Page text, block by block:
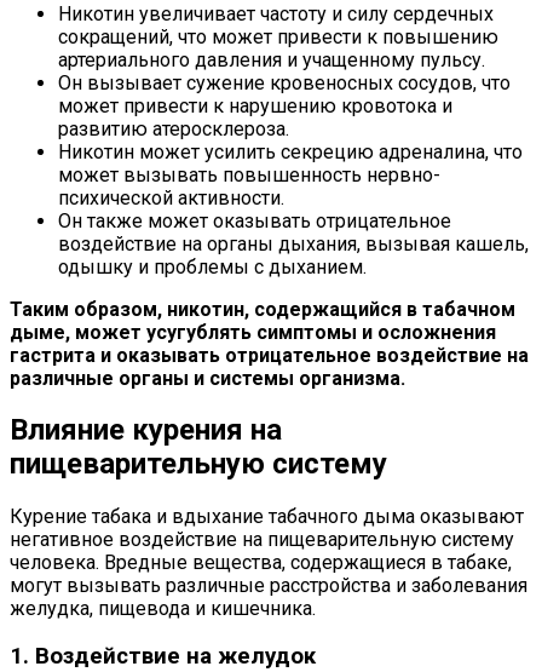
Никотин увеличивает частоту и силу сердечных
сокращений, что может привести к повышению
артериального давления и учащенному пульсу.
Он вызывает сужение кровеносных сосудов, что
может привести к нарушению кровотока и
развитию атеросклероза.
Никотин может усилить секрецию адреналина, что
может вызывать повышенность нервно-
психической активности.
Он также может оказывать отрицательное
воздействие на органы дыхания, вызывая кашель,
одышку и проблемы с дыханием.
Таким образом, никотин, содержащийся в табачном
дыме, может усугублять симптомы и осложнения
гастрита и оказывать отрицательное воздействие на
различные органы и системы организма.
Влияние курения на
пищеварительную систему
Курение табака и вдыхание табачного дыма оказывают
негативное воздействие на пищеварительную систему
человека. Вредные вещества, содержащиеся в табаке,
могут вызывать различные расстройства и заболевания
желудка, пищевода и кишечника.
1. Воздействие на желудок